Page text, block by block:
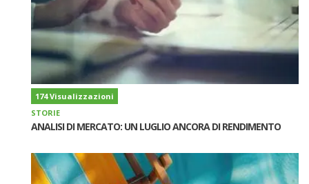
174 Visualizzazioni
STORIE
ANALISI DI MERCATO: UN LUGLIO ANCORA DI RENDIMENTO